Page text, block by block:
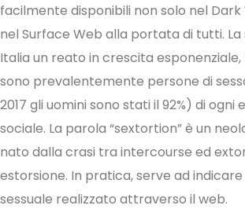
facilmente disponibili non solo nel
nel Surface Web alla portata di tutti.
Italia un reato in crescita
sono prevalentemente persone di
2017 gli uomini sono stati il 92%) di ogni
sociale. La parola “sextortion” è un
nato dalla crasi tra intercourse ed
estorsione. In pratica, serve ad
sessuale realizzato attraverso il web.